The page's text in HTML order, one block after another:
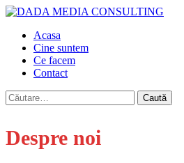
Acasa
Cine suntem
Ce facem
Contact
Caută
după:
Despre noi